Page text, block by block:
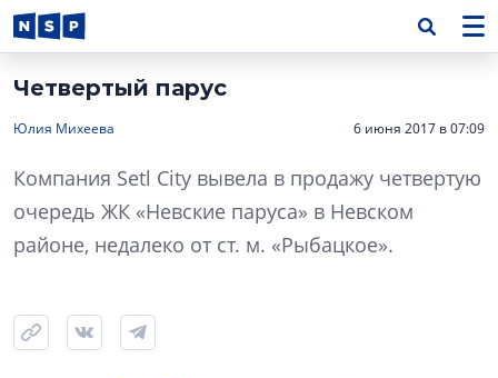
Четвертый парус
Юлия Михеева 6 июня 2017 в 07:09
Компания Setl City вывела в продажу четвертую
очередь ЖК «Невские паруса» в Невском
районе, недалеко от ст. м. «Рыбацкое».